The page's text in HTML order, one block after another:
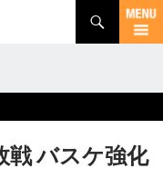
戦 バスケ強化